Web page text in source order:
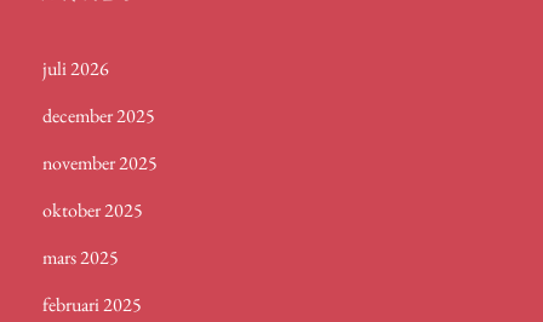
juli 2026
december 2025
november 2025
oktober 2025
mars 2025
februari 2025